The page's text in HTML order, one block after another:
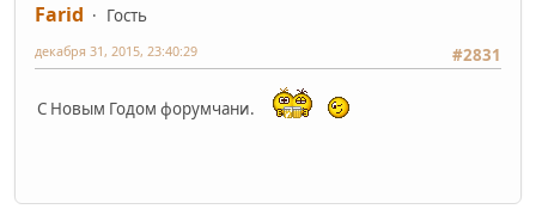
Farid
Гость
#2831
декабря 31, 2015, 23:40:29
С Новым Годом форумчани.